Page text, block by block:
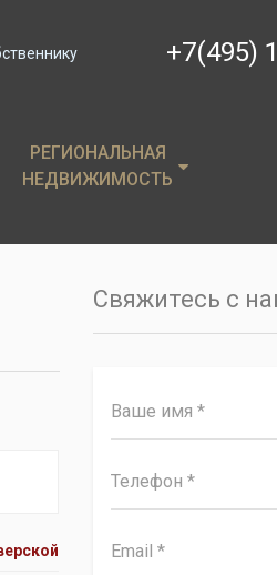
+7(495)
РЕГИОНАЛЬНАЯ
НЕДВИЖИМОСТЬ
РЕГИОНАЛЬНАЯ
НЕДВИЖИМОСТЬ
Свяжитесь с